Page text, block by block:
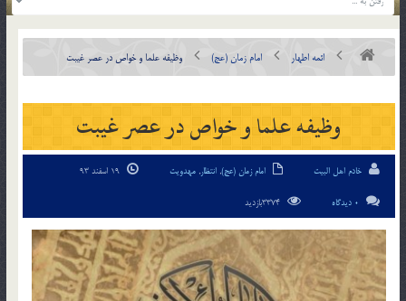
ائمه اطهار امام زمان (عج) وظیفه علما و خواص در عصر غیبت
وظیفه علما و خواص در عصر غیبت
خادم اهل البیت امام زمان (عج), انتظار, مهدویت
0 دیدگاه